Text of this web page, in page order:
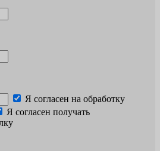
Я согласен на обработку
Я согласен получать